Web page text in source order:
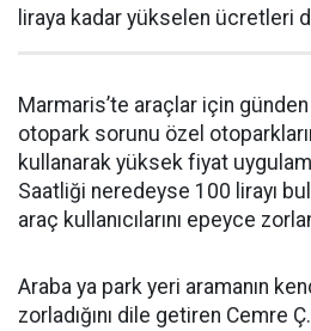
liraya kadar yükselen ücretleri
Marmaris’te araçlar için
otopark sorunu özel
kullanarak yüksek fiyat
Saatliği neredeyse 100 lirayı
araç kullanıcılarını epeyce
Araba ya park yeri aramanın
zorladığını dile getiren Cemre